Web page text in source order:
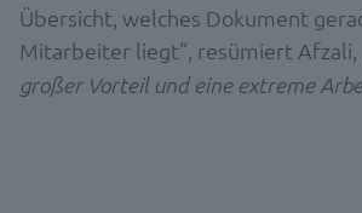
Übersicht, welches Dokument
Mitarbeiter liegt“, resümiert Afzali,
großer Vorteil und eine extreme